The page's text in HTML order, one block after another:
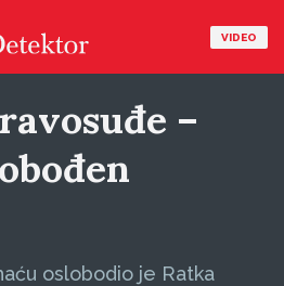
VIDEO
–
oslobodio je Ratka